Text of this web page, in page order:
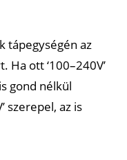
tápegységén az
ott ‘100–240V’
gond nélkül
szerepel, az is